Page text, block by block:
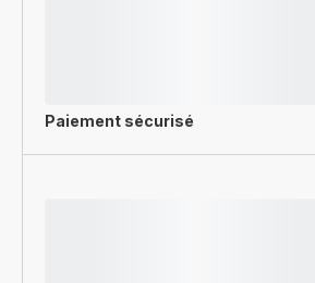
Paiement sécurisé